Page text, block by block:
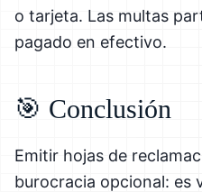
o tarjeta. Las multas
pagado en efectivo.
🎯 Conclusión
Emitir hojas de
burocracia opcional: es